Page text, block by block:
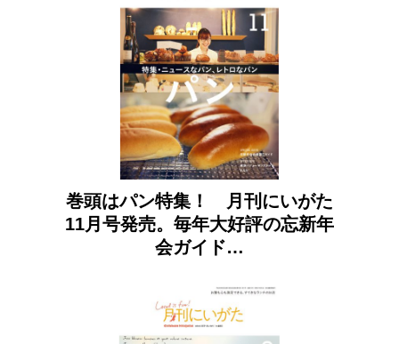
巻頭はパン特集！ 月刊にいがた
11月号発売。毎年大好評の忘新年
会ガイド…